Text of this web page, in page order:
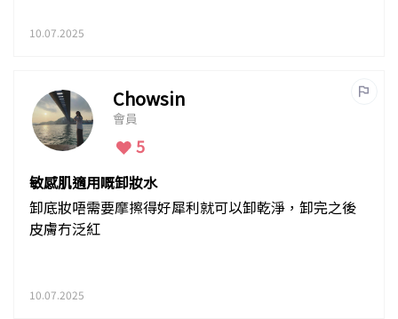
10.07.2025
Chowsin
會員
5
敏感肌適用嘅卸妝水
卸底妝唔需要摩擦得好犀利就可以卸乾淨，卸完之後
皮膚冇泛紅
10.07.2025